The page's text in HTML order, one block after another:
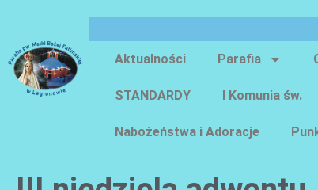
Aktualności
Parafia
STANDARDY I Komunia św.
Nabożeństwa i Adoracje